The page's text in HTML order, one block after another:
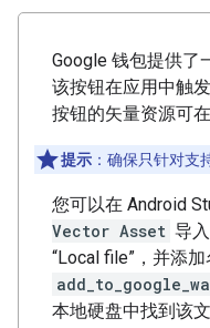
Google 钱包提供了
该按钮在应用中触发
按钮的矢量资源可在
提示 ：确保只针对支
您可以在 Android
Vector Asset 导
“Local file”，并添加
本地硬盘中找到该